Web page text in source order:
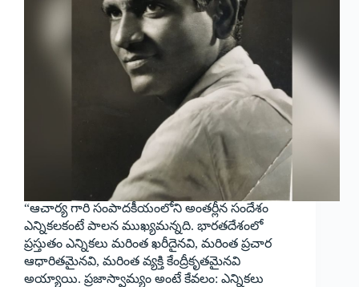
“ఆచార్య గారి సంపాదకీయంలోని అంతర్లీన సందేశం
ఎన్నికలకంటే పాలన ముఖ్యమన్నది. భారతదేశంలో
ప్రస్తుతం ఎన్నికలు మరింత ఖరీదైనవి, మరింత ప్రచార
ఆధారితమైనవి, మరింత వ్యక్తి కేంద్రీకృతమైనవి
అయ్యాయి. ప్రజాస్వామ్యం అంటే కేవలం: ఎన్నికలు